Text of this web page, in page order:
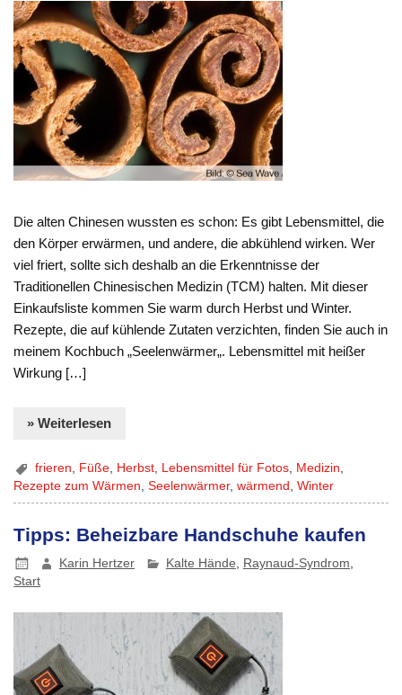
Die alten Chinesen wussten es schon: Es gibt Lebensmittel, die
den Körper erwärmen, und andere, die abkühlend wirken. Wer
viel friert, sollte sich deshalb an die Erkenntnisse der
Traditionellen Chinesischen Medizin (TCM) halten. Mit dieser
Einkaufsliste kommen Sie warm durch Herbst und Winter.
Rezepte, die auf kühlende Zutaten verzichten, finden Sie auch in
meinem Kochbuch „Seelenwärmer„. Lebensmittel mit heißer
Wirkung […]
» Weiterlesen
frieren Füße Herbst Lebensmittel für Fotos Medizin
Rezepte zum Wärmen,Seelenwärmer,wärmend ,Winter
Tipps: Beheizbare Handschuhe kaufen
Karin Hertzer Kalte Hände Raynaud-Syndrom
Start